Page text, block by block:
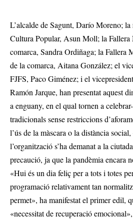
L’alcalde de Sagunt, Darío Moreno; la
Cultura Popular, Asun Moll; la Fallera
comarca, Sandra Ordiñaga; la Fallera
de la comarca, Aitana González; el
FJFS, Paco Giménez; i el
Ramón Jarque, han presentat aquest
a enguany, en el qual tornen a
tradicionals sense restriccions
l’ús de la màscara o la distància
l’organització s’ha demanat a la
precaució, ja que la pandèmia encara
«Hui és un dia feliç per a tots i totes
programació relativament tan
permet», ha manifestat el primer edil,
«necessitat de recuperació